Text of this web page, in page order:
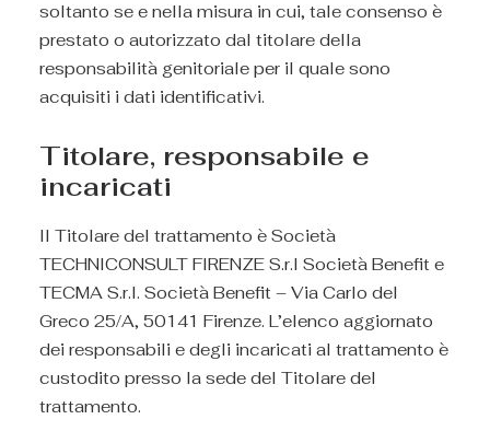
soltanto se e nella misura in cui, tale consenso è
prestato o autorizzato dal titolare della
responsabilità genitoriale per il quale sono
acquisiti i dati identificativi.
Titolare, responsabile e
incaricati
Il Titolare del trattamento è Società
TECHNICONSULT FIRENZE S.r.l Società Benefit e
TECMA S.r.l. Società Benefit – Via Carlo del
Greco 25/A, 50141 Firenze. L’elenco aggiornato
dei responsabili e degli incaricati al trattamento è
custodito presso la sede del Titolare del
trattamento.